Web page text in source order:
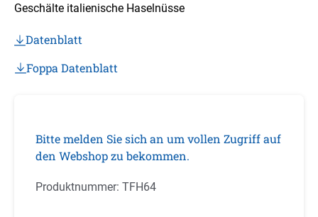
Geschälte italienische Haselnüsse
Datenblatt
Foppa Datenblatt
Bitte melden Sie sich an um vollen Zugriff auf
den Webshop zu bekommen.
Produktnummer: TFH64